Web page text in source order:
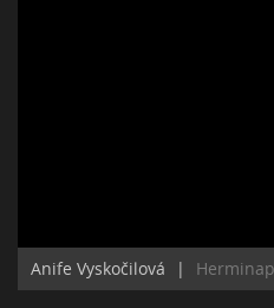
Anife Vyskočilová |